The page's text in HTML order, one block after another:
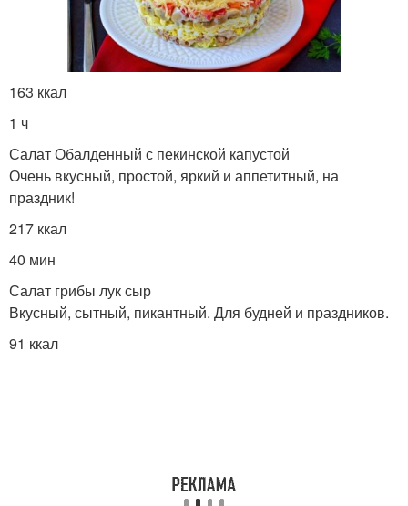
Капусты к температуре Капусты к поливу
Капусты к свету Капусты к почве
163 ккал
1 ч
Салат Обалденный с пекинской капустой
Очень вкусный, простой, яркий и аппетитный, на
праздник!
217 ккал
40 мин
Салат грибы лук сыр
Вкусный, сытный, пикантный. Для будней и праздников.
91 ккал